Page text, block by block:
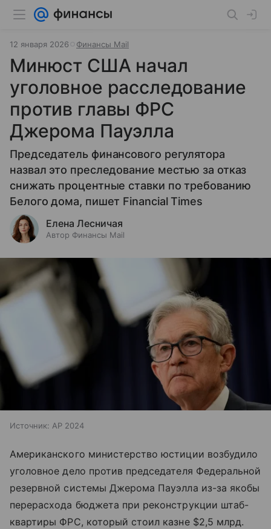
12 января 2026 Финансы Mail
Минюст США начал
уголовное расследование
против главы ФРС
Джерома Пауэлла
Председатель финансового регулятора
назвал это преследование местью за отказ
снижать процентные ставки по требованию
Белого дома, пишет Financial Times
Елена Лесничая
Автор Финансы Mail
Источник: AP 2024
Американского министерство юстиции возбудило
уголовное дело против председателя Федеральной
резервной системы Джерома Пауэлла из-за якобы
перерасхода бюджета при реконструкции штаб-
квартиры ФРС, который стоил казне $2,5 млрд.